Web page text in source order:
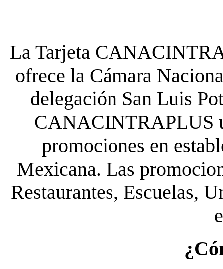
La Tarjeta
ofrece la Cámara
delegación San Luis
CANACINTRAPLUS
promociones en
Mexicana. Las
Restaurantes, Escuelas,